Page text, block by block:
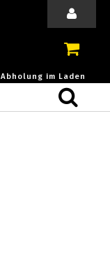
Abholung im Laden